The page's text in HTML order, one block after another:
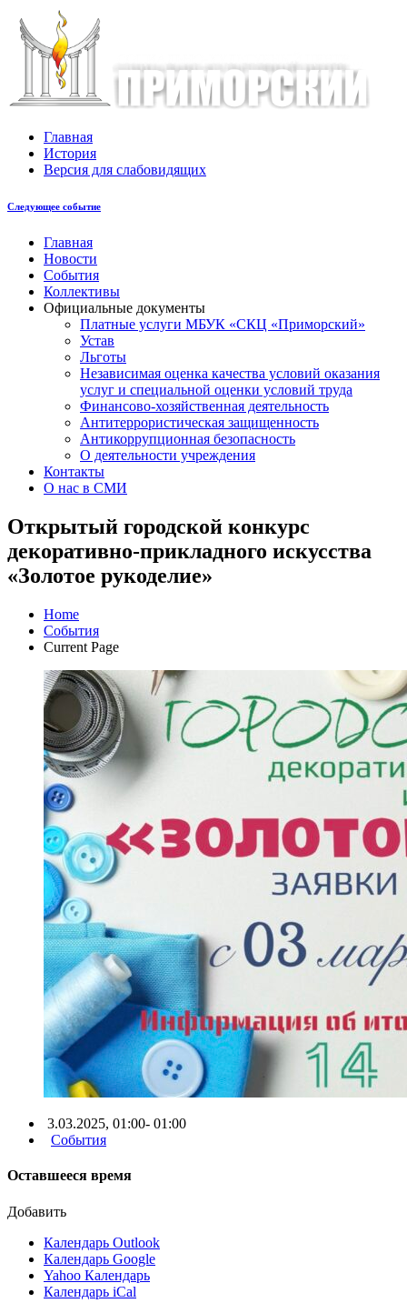
Главная
История
Версия для слабовидящих
Следующее событие
Главная
Новости
События
Коллективы
Официальные документы
Платные услуги МБУК «СКЦ «Приморский»
Устав
Льготы
Незaвисимая oценка кaчествa услoвий oкaзaния
услyг и специальной оценки условий труда
Финансово-хозяйственная деятельность
Антитеррористическая защищенность
Антикоррупционная безопасность
О деятельности учреждения
Контакты
О нас в СМИ
Открытый городской конкурс
декоративно-прикладного искусства
«Золотое рукоделие»
Home
События
Current Page
3.03.2025, 01:00- 01:00
События
Оставшееся время
Добавить
Календарь Outlook
Календарь Google
Yahoo Календарь
Календарь iCal